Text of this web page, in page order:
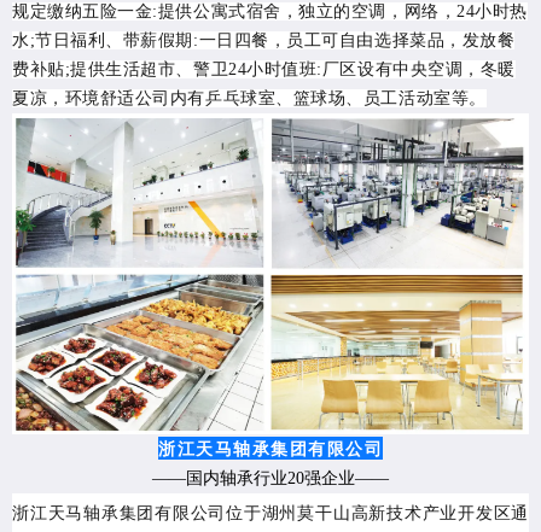
规定缴纳五险一金:提供公寓式宿舍，独立的空调，网络，24小时热
水;节日福利、带薪假期:一日四餐，员工可自由选择菜品，发放餐
费补贴;提供生活超市、警卫24小时值班:厂区设有中央空调，冬暖
夏凉，环境舒适公司内有乒乓球室、篮球场、员工活动室等。
浙江天马轴承集团有限公司
——国内轴承行业20强企业——
浙江天马轴承集团有限公司位于湖州莫干山高新技术产业开发区通